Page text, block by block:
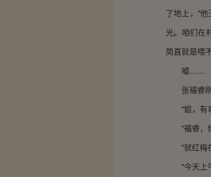
了地上，“
光。咱们在
简直就是喂
嘘……
张福睿刚
“姐，有
“福睿，你
“就红梅在
“今天上午